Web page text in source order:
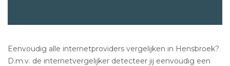
Eenvoudig alle internetproviders vergelijken in Hensbroek?
D.m.v. de internetvergelijker detecteer jij eenvoudig een